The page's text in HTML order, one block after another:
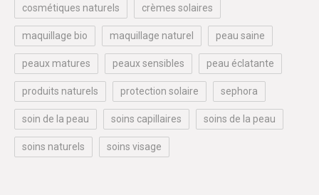
cosmétiques naturels crèmes solaires
maquillage bio maquillage naturel peau saine
peaux matures peaux sensibles peau éclatante
produits naturels protection solaire sephora
soin de la peau soins capillaires soins de la peau
soins naturels soins visage